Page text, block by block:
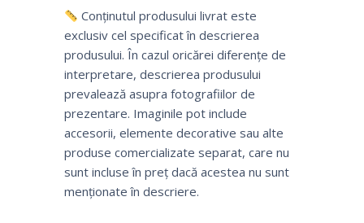
Conținutul produsului livrat este
exclusiv cel specificat în descrierea
produsului. În cazul oricărei diferențe de
interpretare, descrierea produsului
prevalează asupra fotografiilor de
prezentare. Imaginile pot include
accesorii, elemente decorative sau alte
produse comercializate separat, care nu
sunt incluse în preț dacă acestea nu sunt
menționate în descriere.